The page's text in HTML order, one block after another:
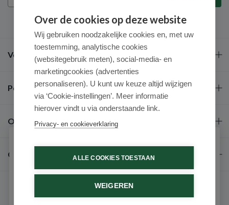
Veel gestelde vragen
Populaire merken
Over ons
Contact
Over de cookies op deze website
Wij gebruiken noodzakelijke cookies en, met uw
toestemming, analytische cookies
(websitegebruik meten), social-media- en
marketingcookies (advertenties
personaliseren). U kunt uw keuze altijd wijzigen
via ‘Cookie-instellingen’. Meer informatie
hierover vindt u via onderstaande link.
Privacy- en cookieverklaring
ALLE COOKIES TOESTAAN
WEIGEREN
Schrijf je in voor onze nieuwsbrief
Ontvang als eerste de beste aanbiedingen en persoonlijk
advies